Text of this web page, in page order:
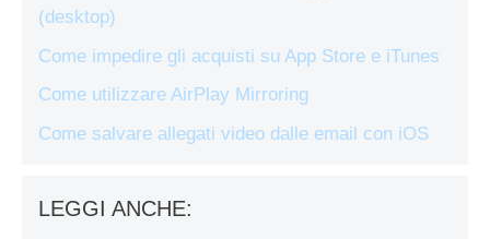
(desktop)
Come impedire gli acquisti su App Store e iTunes
Come utilizzare AirPlay Mirroring
Come salvare allegati video dalle email con iOS
LEGGI ANCHE: